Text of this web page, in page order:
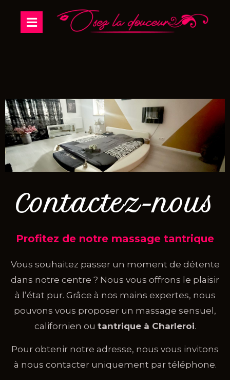
Contactez-nous
Profitez de notre massage tantrique
Vous souhaitez passer un moment de détente
dans notre centre ? Nous vous offrons le plaisir
à l’état pur. Grâce à nos mains expertes, nous
pouvons vous proposer un massage sensuel,
californien ou tantrique à Charleroi.
Pour obtenir notre adresse, nous vous invitons
à nous contacter uniquement par téléphone.